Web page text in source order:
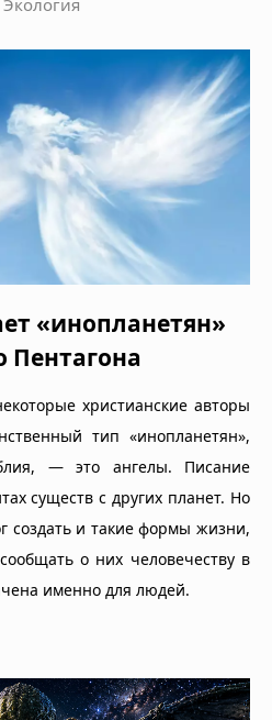
«инопланетян»
Пентагона
христианские авторы
тип «инопланетян»,
— это ангелы. Писание
существ с других планет. Но
создать и такие формы жизни,
о них человечеству в
именно для людей.